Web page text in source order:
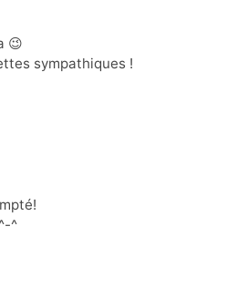
😉
sympathiques !
^